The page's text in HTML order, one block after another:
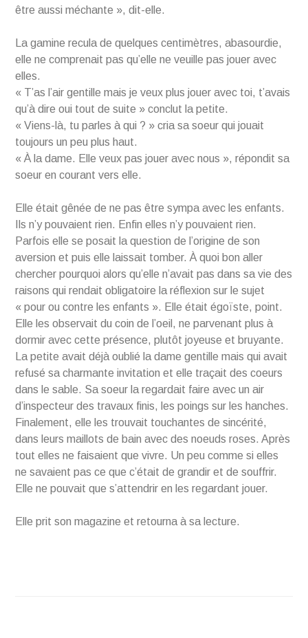
être aussi méchante », dit-elle.
La gamine recula de quelques centimètres, abasourdie,
elle ne comprenait pas qu’elle ne veuille pas jouer avec
elles.
« T’as l’air gentille mais je veux plus jouer avec toi, t’avais
qu’à dire oui tout de suite » conclut la petite.
« Viens-là, tu parles à qui ? » cria sa soeur qui jouait
toujours un peu plus haut.
« À la dame. Elle veux pas jouer avec nous », répondit sa
soeur en courant vers elle.
Elle était gênée de ne pas être sympa avec les enfants.
Ils n’y pouvaient rien. Enfin elles n’y pouvaient rien.
Parfois elle se posait la question de l’origine de son
aversion et puis elle laissait tomber. À quoi bon aller
chercher pourquoi alors qu’elle n’avait pas dans sa vie des
raisons qui rendait obligatoire la réflexion sur le sujet
« pour ou contre les enfants ». Elle était égoïste, point.
Elle les observait du coin de l’oeil, ne parvenant plus à
dormir avec cette présence, plutôt joyeuse et bruyante.
La petite avait déjà oublié la dame gentille mais qui avait
refusé sa charmante invitation et elle traçait des coeurs
dans le sable. Sa soeur la regardait faire avec un air
d’inspecteur des travaux finis, les poings sur les hanches.
Finalement, elle les trouvait touchantes de sincérité,
dans leurs maillots de bain avec des noeuds roses. Après
tout elles ne faisaient que vivre. Un peu comme si elles
ne savaient pas ce que c’était de grandir et de souffrir.
Elle ne pouvait que s’attendrir en les regardant jouer.
Elle prit son magazine et retourna à sa lecture.